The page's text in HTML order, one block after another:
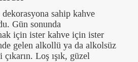
sahip kahve
Gün sonunda
için ister kahve için ister
gelen alkollü ya da alkolsüz
Loş ışık, güzel